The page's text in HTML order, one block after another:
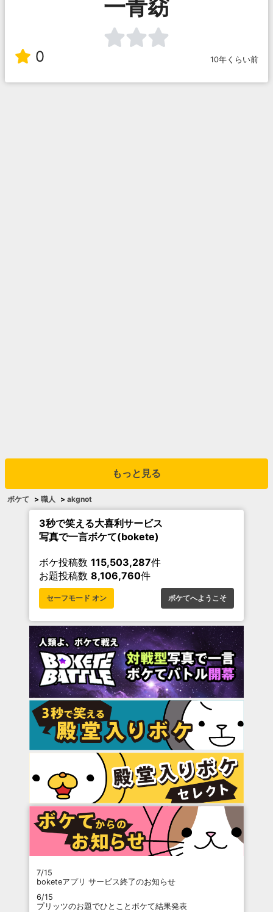
一青窈
0 10年くらい前
もっと見る
ボケて > 職人 > akgnot
3秒で笑える大喜利サービス
写真で一言ボケて(bokete)
ボケ投稿数 115,503,287件
お題投稿数 8,106,760件
セーフモード オン ボケてへようこそ
7/15
boketeアプリ サービス終了のお知らせ
6/15
プリッツのお題でひとことボケて結果発表